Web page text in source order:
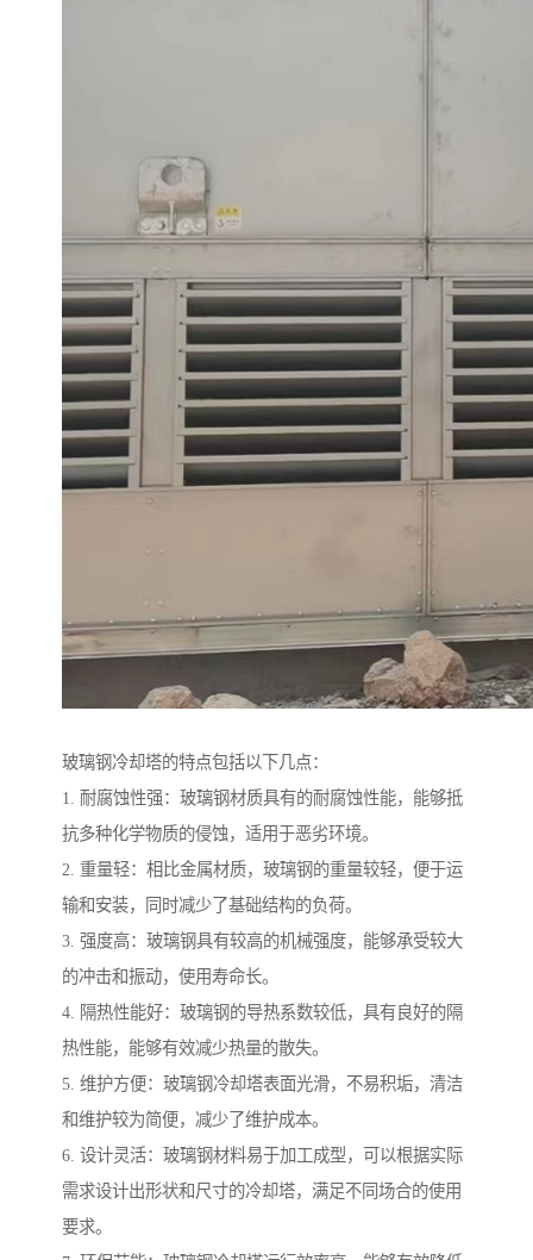
玻璃钢冷却塔的特点包括以下几点：
1. 耐腐蚀性强：玻璃钢材质具有的耐腐蚀性能，能够抵
抗多种化学物质的侵蚀，适用于恶劣环境。
2. 重量轻：相比金属材质，玻璃钢的重量较轻，便于运
输和安装，同时减少了基础结构的负荷。
3. 强度高：玻璃钢具有较高的机械强度，能够承受较大
的冲击和振动，使用寿命长。
4. 隔热性能好：玻璃钢的导热系数较低，具有良好的隔
热性能，能够有效减少热量的散失。
5. 维护方便：玻璃钢冷却塔表面光滑，不易积垢，清洁
和维护较为简便，减少了维护成本。
6. 设计灵活：玻璃钢材料易于加工成型，可以根据实际
需求设计出形状和尺寸的冷却塔，满足不同场合的使用
要求。